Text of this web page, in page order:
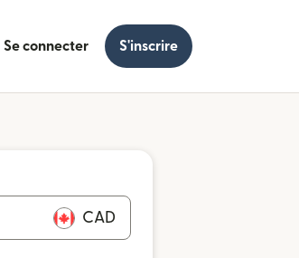
Se connecter S'inscrire
CAD